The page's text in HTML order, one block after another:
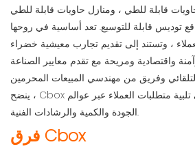
قابلة للطي ، ومنازل حاويات قابلة للطي
توديس قابلة للتوسيع. تعد أساسية في روحها
، وتستند إلى تقديم تجارب معيشية خضراء
وفريق من مهندسي المبيعات المحرمين
، ينضح Cbox الثقة في قدرتها على تلبية متطلبات العملاء عبر عوالم
الجودة والكمية والرشادات الفنية.
فرق Cbox